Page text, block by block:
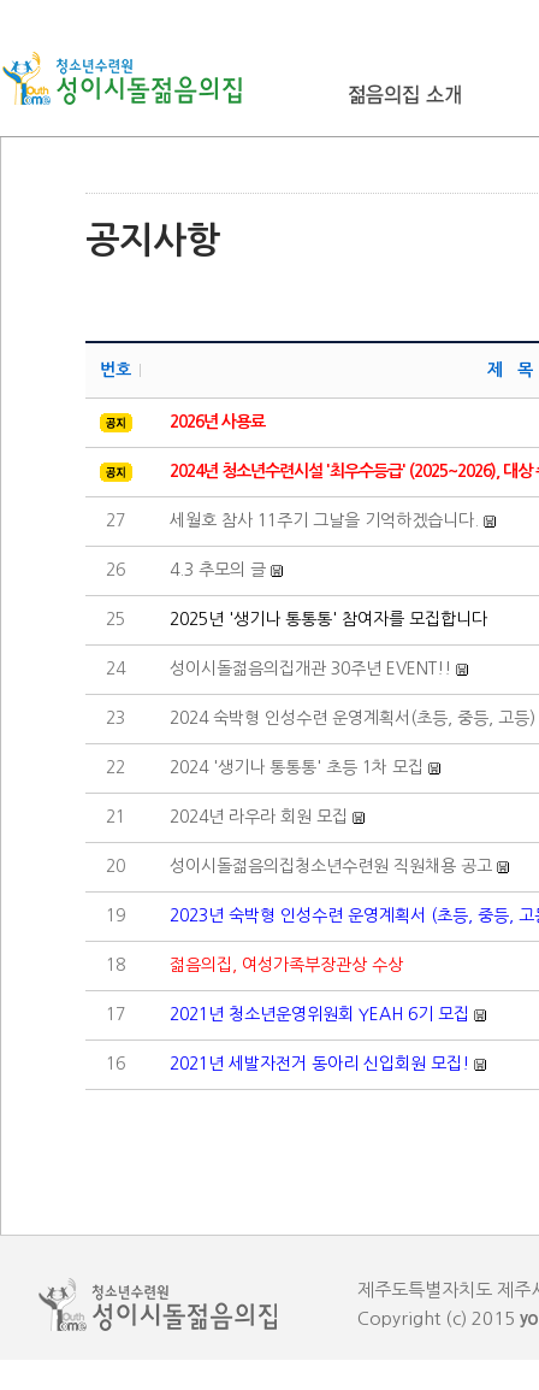
공지사항
번호 제 목
2026년 사용료
2024년 청소년수련시설 '최우수등급' (2025~2026), 대상
27 세월호 참사 11주기 그날을 기억하겠습니다.
26 4.3 추모의 글
25 2025년 '생기나 통통통' 참여자를 모집합니다
24 성이시돌젊음의집개관 30주년 EVENT!!
23 2024 숙박형 인성수련 운영계획서(초등, 중등, 고등)
22 2024 '생기나 통통통' 초등 1차 모집
21 2024년 라우라 회원 모집
20 성이시돌젊음의집청소년수련원 직원채용 공고
19 2023년 숙박형 인성수련 운영계획서 (초등, 중등, 고
18 젊음의집, 여성가족부장관상 수상
17 2021년 청소년운영위원회 YEAH 6기 모집
16 2021년 세발자전거 동아리 신입회원 모집!
제주도특별자치도 제
Copyright (c) 2015